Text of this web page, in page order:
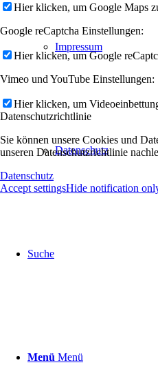
Impressum
Datenschutz
Suche
Menü Menü
Hier klicken, um Google Maps
Google reCaptcha Einstellungen:
Hier klicken, um Google
Vimeo und YouTube Einstellungen:
Hier klicken, um
Datenschutzrichtlinie
Sie können unsere Cookies und
unseren Datenschutzrichtlinie
Datenschutz
Accept settingsHide notification